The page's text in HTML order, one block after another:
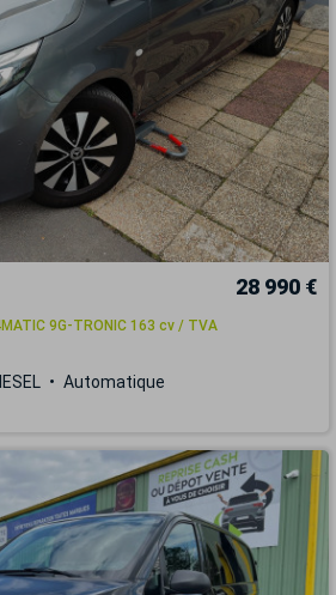
28 990 €
9G-TRONIC 163 cv / TVA
Automatique